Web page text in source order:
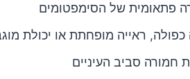
פתאומית של הסימפטומים
כפולה, ראייה מופחתת או יכולת
חמורה סביב העיניים